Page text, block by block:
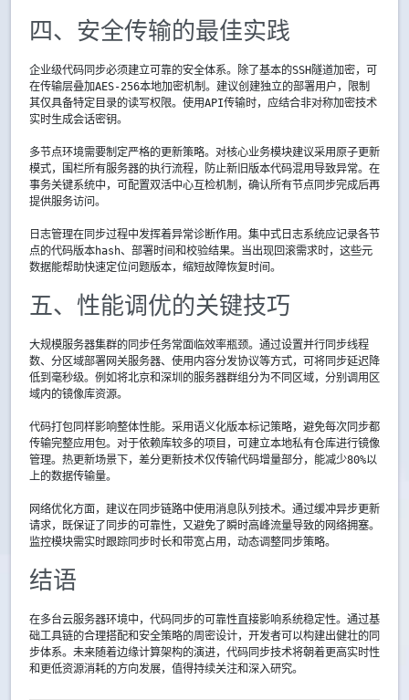
四、安全传输的最佳实践
企业级代码同步必须建立可靠的安全体系。除了基本的SSH隧道加密，可
在传输层叠加AES-256本地加密机制。建议创建独立的部署用户，限制
其仅具备特定目录的读写权限。使用API传输时，应结合非对称加密技术
实时生成会话密钥。
多节点环境需要制定严格的更新策略。对核心业务模块建议采用原子更新
模式，围栏所有服务器的执行流程，防止新旧版本代码混用导致异常。在
事务关键系统中，可配置双活中心互检机制，确认所有节点同步完成后再
提供服务访问。
日志管理在同步过程中发挥着异常诊断作用。集中式日志系统应记录各节
点的代码版本hash、部署时间和校验结果。当出现回滚需求时，这些元
数据能帮助快速定位问题版本，缩短故障恢复时间。
五、性能调优的关键技巧
大规模服务器集群的同步任务常面临效率瓶颈。通过设置并行同步线程
数、分区域部署网关服务器、使用内容分发协议等方式，可将同步延迟降
低到毫秒级。例如将北京和深圳的服务器群组分为不同区域，分别调用区
域内的镜像库资源。
代码打包同样影响整体性能。采用语义化版本标记策略，避免每次同步都
传输完整应用包。对于依赖库较多的项目，可建立本地私有仓库进行镜像
管理。热更新场景下，差分更新技术仅传输代码增量部分，能减少80%以
上的数据传输量。
网络优化方面，建议在同步链路中使用消息队列技术。通过缓冲异步更新
请求，既保证了同步的可靠性，又避免了瞬时高峰流量导致的网络拥塞。
监控模块需实时跟踪同步时长和带宽占用，动态调整同步策略。
结语
在多台云服务器环境中，代码同步的可靠性直接影响系统稳定性。通过基
础工具链的合理搭配和安全策略的周密设计，开发者可以构建出健壮的同
步体系。未来随着边缘计算架构的演进，代码同步技术将朝着更高实时性
和更低资源消耗的方向发展，值得持续关注和深入研究。